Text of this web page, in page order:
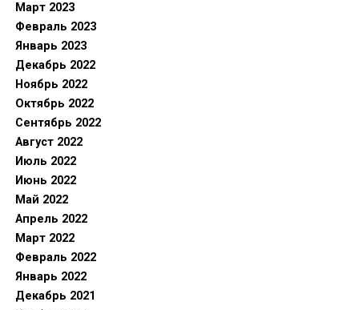
Март 2023
Февраль 2023
Январь 2023
Декабрь 2022
Ноябрь 2022
Октябрь 2022
Сентябрь 2022
Август 2022
Июль 2022
Июнь 2022
Май 2022
Апрель 2022
Март 2022
Февраль 2022
Январь 2022
Декабрь 2021